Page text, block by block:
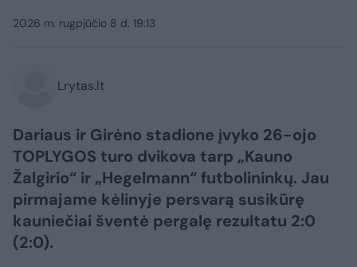
2026 m. rugpjūčio 8 d. 19:13
Lrytas.lt
Dariaus ir Girėno stadione įvyko 26-ojo
TOPLYGOS turo dvikova tarp „Kauno
Žalgirio“ ir „Hegelmann“ futbolininkų. Jau
pirmajame kėlinyje persvarą susikūrę
kauniečiai šventė pergalę rezultatu 2:0
(2:0).